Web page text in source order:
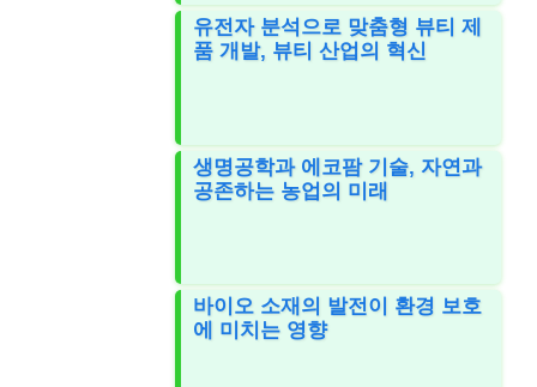
유전자 분석으로 맞춤형 뷰티 제
품 개발, 뷰티 산업의 혁신
생명공학과 에코팜 기술, 자연과
공존하는 농업의 미래
바이오 소재의 발전이 환경 보호
에 미치는 영향